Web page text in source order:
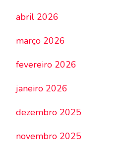
abril 2026
março 2026
fevereiro 2026
janeiro 2026
dezembro 2025
novembro 2025